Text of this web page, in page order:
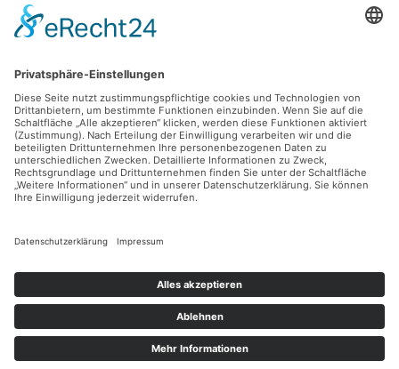
Lebensqualität trotz Beatmung: Wie moderne
ermöglicht
Stolz präsentiert von WordPress |
DatenschutzImpressum